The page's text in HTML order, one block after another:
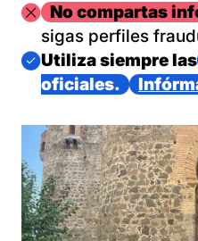
ImagenNo compartas
sigas perfiles
Imagen
Utiliza siempre las
oficiales.